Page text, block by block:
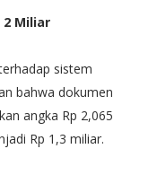
2 Miliar
sistem
bahwa dokumen
angka Rp 2,065
Rp 1,3 miliar.